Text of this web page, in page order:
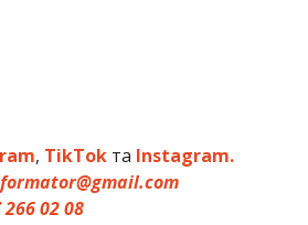
, TikTok та Instagram.
266 02 08